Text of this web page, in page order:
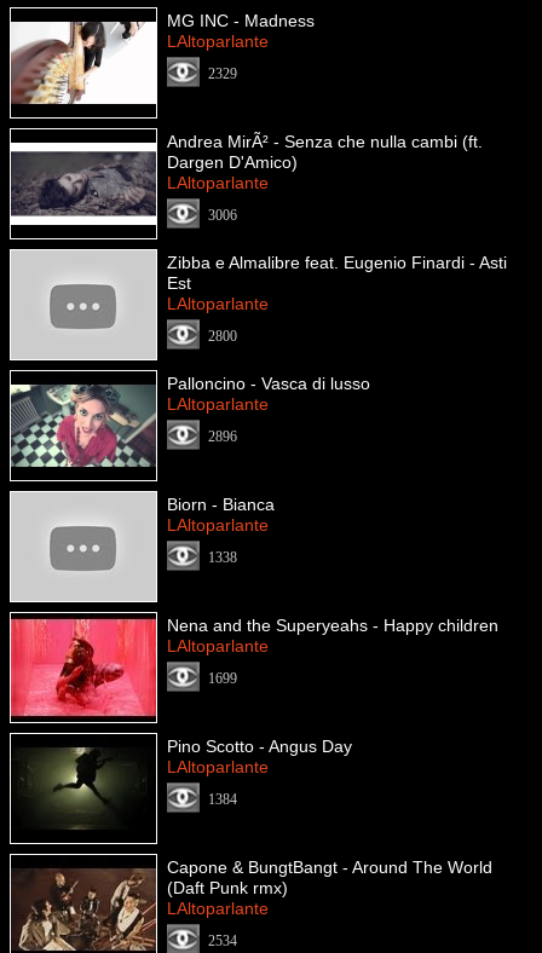
MG INC - Madness
LAltoparlante
2329
Andrea MirÃ² - Senza che nulla cambi (ft.
Dargen D'Amico)
LAltoparlante
3006
Zibba e Almalibre feat. Eugenio Finardi - Asti
Est
LAltoparlante
2800
Palloncino - Vasca di lusso
LAltoparlante
2896
Biorn - Bianca
LAltoparlante
1338
Nena and the Superyeahs - Happy children
LAltoparlante
1699
Pino Scotto - Angus Day
LAltoparlante
1384
Capone & BungtBangt - Around The World
(Daft Punk rmx)
LAltoparlante
2534